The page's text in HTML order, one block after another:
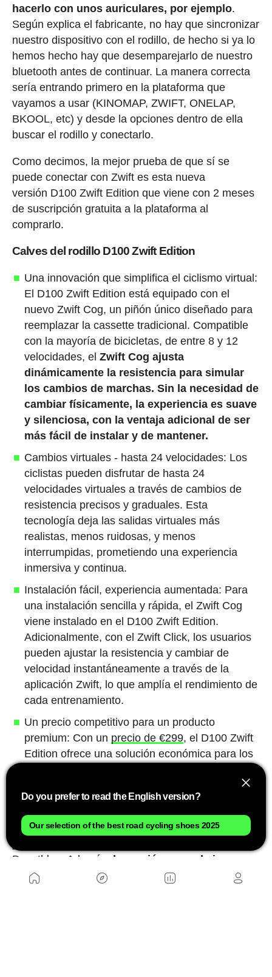
hacerlo con unos auriculares, por ejemplo.
Según explica el fabricante, no hay que sincronizar
nuestro dispositivo con el rodillo, de hecho si ya lo
hemos hecho hay que desemparejarlo de nuestro
bluetooth antes de continuar. La manera correcta
sería entrando primero en la plataforma que
vayamos a usar (KINOMAP, ZWIFT, ONELAP,
BKOOL, etc) y desde la opciones dentro de ella
buscar el rodillo y conectarlo.
Como decimos, la mejor prueba de que sí se
puede conectar con Zwift es esta nueva
versión D100 Zwift Edition que viene con 2 meses
de suscripción gratuita a la plataforma al
comprarlo.
Calves del rodillo D100 Zwift Edition
Una innovación que simplifica el ciclismo virtual:
El D100 Zwift Edition está equipado con el
nuevo Zwift Cog, un piñón único diseñado para
reemplazar la cassette tradicional. Compatible
con la mayoría de bicicletas, de entre 8 y 12
velocidades, el Zwift Cog ajusta
dinámicamente la resistencia para simular
los cambios de marchas. Sin la necesidad de
cambiar físicamente, la experiencia es suave
y silenciosa, con la ventaja adicional de ser
más fácil de instalar y de mantener.
Cambios virtuales - hasta 24 velocidades: Los
ciclistas pueden disfrutar de hasta 24
velocidades virtuales a través de cambios de
resistencia precisos y graduales. Esta
tecnología deja las salidas virtuales más
realistas, menos ruidosas, y menos
interrumpidas, prometiendo una experiencia
inmersiva y continua.
Instalación fácil, experiencia aumentada: Para
una instalación sencilla y rápida, el Zwift Cog
viene instalado en el D100 Zwift Edition.
Adicionalmente, con el Zwift Click, los usuarios
pueden ajustar la resistencia y cambiar de
velocidad instantáneamente a través de la
aplicación Zwift, lo que amplía el rendimiento de
cada entrenamiento.
Un precio competitivo para un producto
premium: Con un precio de €299, el D100 Zwift
Edition ofrece una solución económica para los
realista, y personalizada.
El rodilloVan Rysel D100 Zwift Edition tiene un
Decathlon. Además, la versión normal sigue
estándo a un precio inferior de 250€.
Do you prefer to read the English version?
Our selection of the best road cycling shoes 2025